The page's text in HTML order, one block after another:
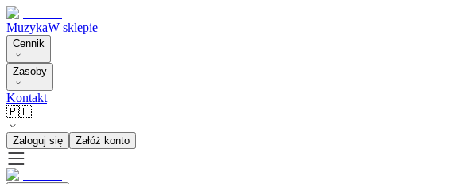
MuzykaW sklepie
Cennik
Zasoby
Kontakt
🇵🇱
Zaloguj się Załóż konto